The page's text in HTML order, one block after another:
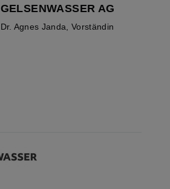
GELSENWASSER AG
Dr. Agnes Janda, Vorständin